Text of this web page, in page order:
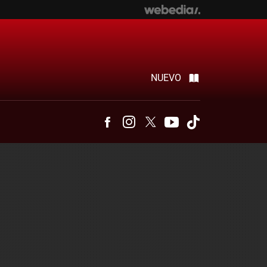
NUEVO
FacebookInstagram
Twitter Youtube